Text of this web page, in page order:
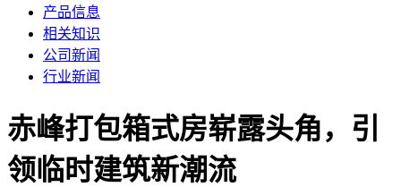
产品信息
相关知识
公司新闻
行业新闻
赤峰打包箱式房崭露头角，引
领临时建筑新潮流